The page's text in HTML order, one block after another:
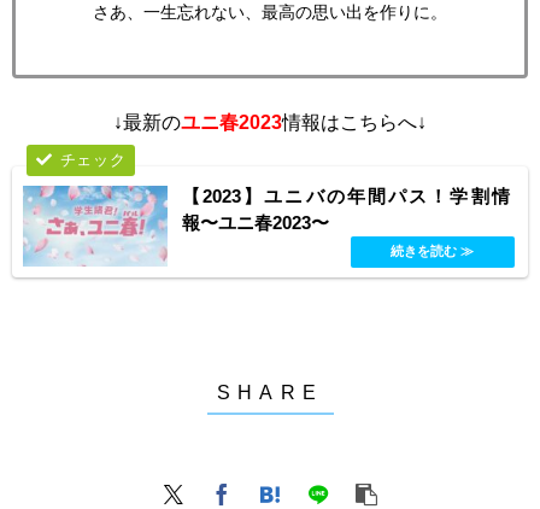
さあ、一生忘れない、最高の思い出を作りに。
↓最新のユニ春2023情報はこちらへ↓
【2023】ユニバの年間パス！学割情
報〜ユニ春2023〜